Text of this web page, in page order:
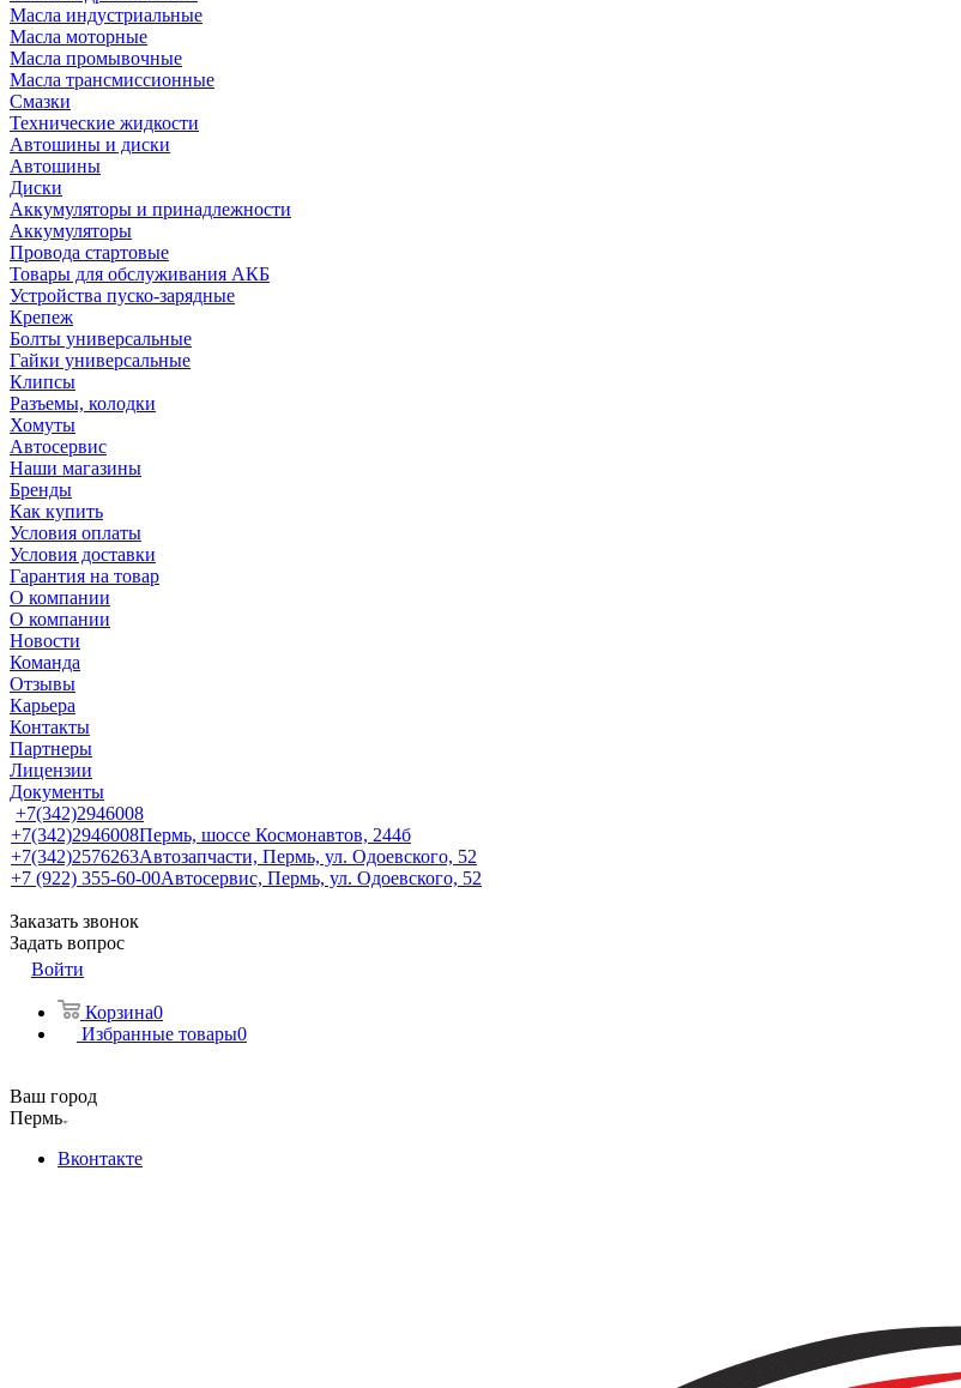
Масла индустриальные
Масла моторные
Масла промывочные
Масла трансмиссионные
Смазки
Технические жидкости
Автошины и диски
Автошины
Диски
Аккумуляторы и принадлежности
Аккумуляторы
Провода стартовые
Товары для обслуживания АКБ
Устройства пуско-зарядные
Крепеж
Болты универсальные
Гайки универсальные
Клипсы
Разъемы, колодки
Хомуты
Автосервис
Наши магазины
Бренды
Как купить
Условия оплаты
Условия доставки
Гарантия на товар
О компании
О компании
Новости
Команда
Отзывы
Карьера
Контакты
Партнеры
Лицензии
Документы
+7(342)2946008
+7(342)2946008Пермь, шоссе Космонавтов, 244б
+7(342)2576263Автозапчасти, Пермь, ул. Одоевского, 52
+7 (922) 355-60-00Автосервис, Пермь, ул. Одоевского, 52
Заказать звонок
Задать вопрос
Войти
Корзина0
Избранные товары0
Ваш город
Пермь
Вконтакте